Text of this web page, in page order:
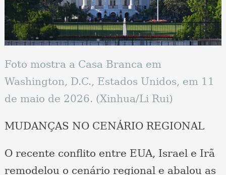
Foto mostra a Casa Branca em
Washington, D.C., Estados Unidos, em 11
de maio de 2026. (Xinhua/Li Rui)
MUDANÇAS NO CENÁRIO REGIONAL
O recente conflito entre EUA, Israel e Irã
remodelou o cenário regional e abalou as